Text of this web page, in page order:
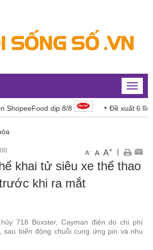
Toggle
dịp 8/8 Đề xuất 6 lĩnh
A- A A+ |
khai tử siêu xe thể thao
khi ra mắt
718 Boxster, Cayman điện do chi phí
sau biến động chuỗi cung ứng pin và nhu